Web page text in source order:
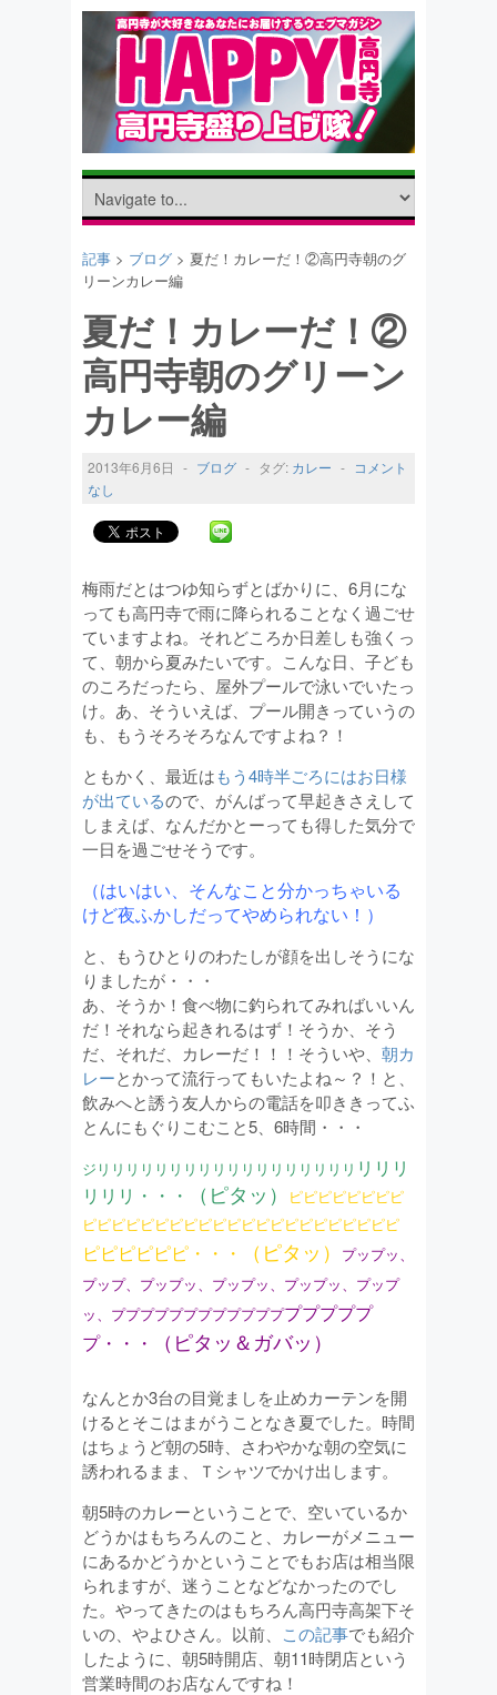
記事 > ブログ > 夏だ！カレーだ！②高円寺朝のグ
リーンカレー編
夏だ！カレーだ！②
高円寺朝のグリーン
カレー編
2013年6月6日 - ブログ - タグ: カレー - コメント
なし
梅雨だとはつゆ知らずとばかりに、6月にな
っても高円寺で雨に降られることなく過ごせ
ていますよね。それどころか日差しも強くっ
て、朝から夏みたいです。こんな日、子ども
のころだったら、屋外プールで泳いでいたっ
け。あ、そういえば、プール開きっていうの
も、もうそろそろなんですよね？！
ともかく、最近はもう4時半ごろにはお日様
が出ているので、がんばって早起きさえして
しまえば、なんだかとーっても得した気分で
一日を過ごせそうです。
（はいはい、そんなこと分かっちゃいる
けど夜ふかしだってやめられない！）
と、もうひとりのわたしが顔を出しそうにな
りましたが・・・
あ、そうか！食べ物に釣られてみればいいん
だ！それなら起きれるはず！そうか、そう
だ、それだ、カレーだ！！！そういや、 朝カ
レーとかって流行ってもいたよね～？！と、
飲みへと誘う友人からの電話を叩ききってふ
とんにもぐりこむこと5、6時間・・・
ジリリリリリリリリリリリリリリリリリリ リリリ
リリリ・・・
（ピタッ） ピピピピピピピピ
ピピピピピピピピピピピピピピピピピピピピピピ
ピピピピピピ・・・ （ピタッ）
プップッ、
プップ、プップッ、プップッ、プップッ、プップ
ッ、プププププププププププププププププ
プ・・・
（ピタッ＆ガバッ）
なんとか3台の目覚ましを止めカーテンを開
けるとそこはまがうことなき夏でした。時間
はちょうど朝の5時、さわやかな朝の空気に
誘われるまま、Ｔシャツでかけ出します。
朝5時のカレーということで、空いているか
どうかはもちろんのこと、カレーがメニュー
にあるかどうかということでもお店は相当限
られますが、迷うことなどなかったのでし
た。やってきたのはもちろん高円寺高架下そ
いの、やよひさん。以前、 この記事でも紹介
したように、朝5時開店、朝11時閉店という
営業時間のお店なんですね！